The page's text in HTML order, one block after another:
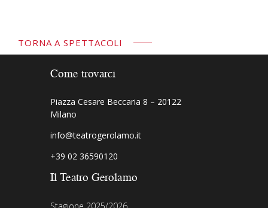
TORNA A SPETTACOLI
Come trovarci
Piazza Cesare Beccaria 8 – 20122
Milano
info@teatrogerolamo.it
+39 02 36590120
Il Teatro Gerolamo
Stagione 2025/2026